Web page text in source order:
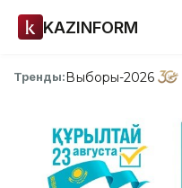
KAZINFORM
Тренды:Выборы-2026